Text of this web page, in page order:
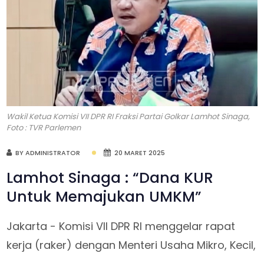
Wakil Ketua Komisi VII DPR RI Fraksi Partai Golkar Lamhot Sinaga,
Foto : TVR Parlemen
BY ADMINISTRATOR 20 MARET 2025
Lamhot Sinaga : “Dana KUR
Untuk Memajukan UMKM”
Jakarta - Komisi VII DPR RI menggelar rapat
kerja (raker) dengan Menteri Usaha Mikro, Kecil,